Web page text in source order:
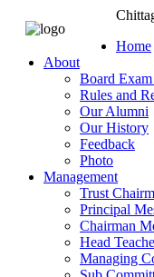
Home
About
Board
Rules and
Our Alumni
Our History
Feedback
Photo
Management
Trust
Principal
Chairman
Head
Managing